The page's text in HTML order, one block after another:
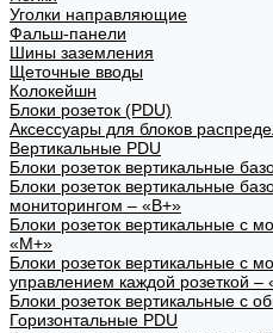
Уголки направляющие
Фальш-панели
Шины заземления
Щеточные вводы
Колокейшн
Блоки розеток (PDU)
Аксессуары для блоков
Вертикальные PDU
Блоки розеток вертикальные
Блоки розеток вертикальные
мониторингом – «В+»
Блоки розеток вертикальные с
«М+»
Блоки розеток вертикальные с
управлением каждой розеткой
Блоки розеток вертикальные с
Горизонтальные PDU